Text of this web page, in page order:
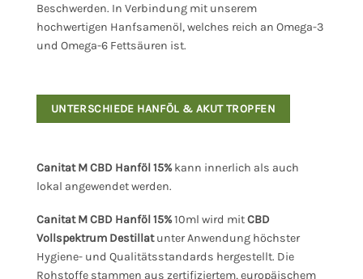
Beschwerden. In Verbindung mit unserem
hochwertigen Hanfsamenöl, welches reich an Omega-3
und Omega-6 Fettsäuren ist.
UNTERSCHIEDE HANFÖL & AKUT TROPFEN
Canitat M CBD Hanföl 15%kann innerlich als auch
lokal angewendet werden.
Canitat M CBD Hanföl 15%10ml wird mitCBD
Vollspektrum Destillatunter Anwendung höchster
Hygiene- und Qualitätsstandards hergestellt. Die
Rohstoffe stammen aus zertifiziertem, europäischem